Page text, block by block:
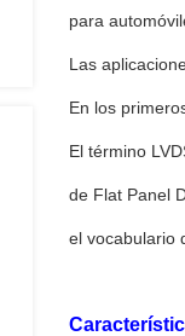
para
Las
En los
El término
de Flat Panel
el vocabulario